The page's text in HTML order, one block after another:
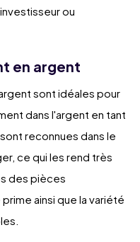
ou
en argent
sont idéales pour
dans l'argent en tant
reconnues dans le
ce qui les rend très
des pièces
ainsi que la variété